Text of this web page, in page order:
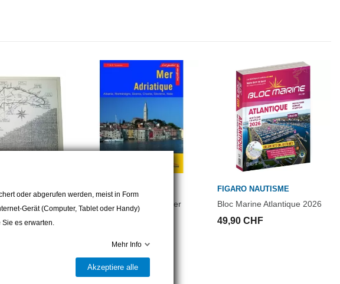
1967
Guide Imray Vagnon, Mer
FIGARO NAUTISME
Bloc Marine Atlantique 2026
49,90 CHF
oder abgerufen werden, meist in Form
Gerät (Computer, Tablet oder Handy)
es erwarten.
Mehr Info
Akzeptiere alle